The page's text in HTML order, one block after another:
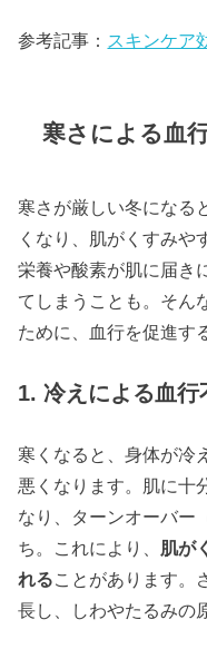
参考記事： スキンケア
寒さによる血
寒さが厳しい冬になる
くなり、肌がくすみや
栄養や酸素が肌に届き
てしまうことも。そん
ために、血行を促進す
1. 冷えによる血
寒くなると、身体が冷
悪くなります。肌に十
なり、ターンオーバー
ち。これにより、 肌が
れることがあります。
長し、しわやたるみの